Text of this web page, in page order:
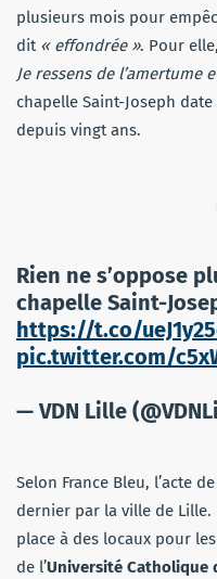
plusieurs mois pour
dit « effondrée ». Pour elle,
Je ressens de l’amertume
chapelle Saint-Joseph
depuis vingt ans.
Rien ne s’oppose
chapelle Saint-
https://t.co/
pic.twitter.com/
— VDN Lille
Selon France Bleu, l’acte
dernier par la ville de
place à des locaux pour
de l’Université Catholique